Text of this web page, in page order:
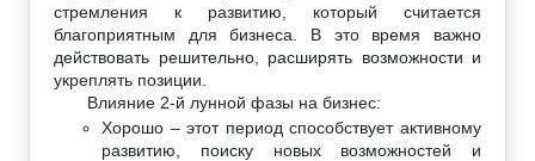
стремления к развитию, который считается
благоприятным для бизнеса. В это время важно
действовать решительно, расширять возможности и
укреплять позиции.
Влияние 2-й лунной фазы на бизнес:
Хорошо – этот период способствует активному
развитию, поиску новых возможностей и